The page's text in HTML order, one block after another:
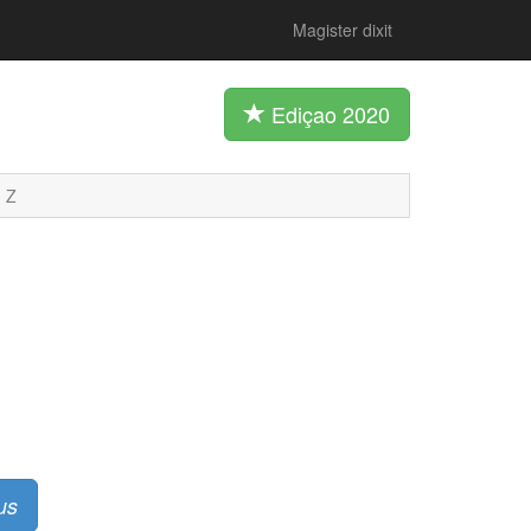
Magister dixit
Ediçao 2020
Z